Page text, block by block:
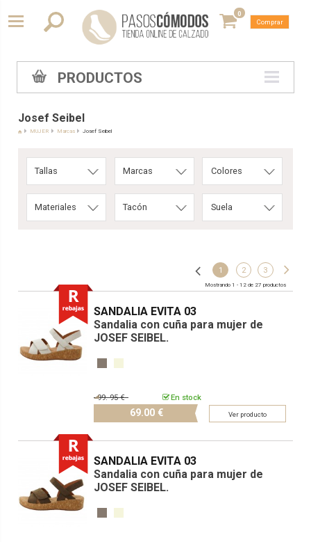
0
Comprar
PRODUCTOS
Josef Seibel
MUJER Marcas Josef Seibel
Tallas Marcas Colores
Materiales Tacón Suela
Mostrando 1 - 12 de 27 productos
1 2 3
SANDALIA EVITA 03
Sandalia con cuña para mujer de
JOSEF SEIBEL.
En stock
99.95 €
69.00 € Ver producto
SANDALIA EVITA 03
Sandalia con cuña para mujer de
JOSEF SEIBEL.